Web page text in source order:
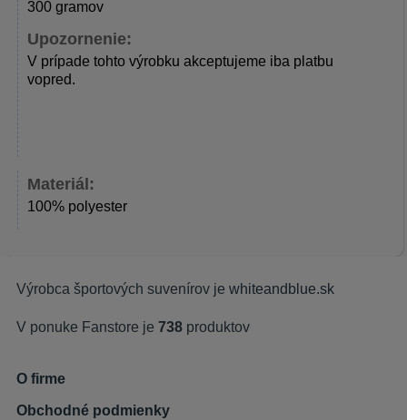
300 gramov
Upozornenie:
V prípade tohto výrobku akceptujeme iba platbu
vopred.
Materiál:
100% polyester
Výrobca športových suvenírov je whiteandblue.sk
V ponuke Fanstore je 738 produktov
O firme
Obchodné podmienky